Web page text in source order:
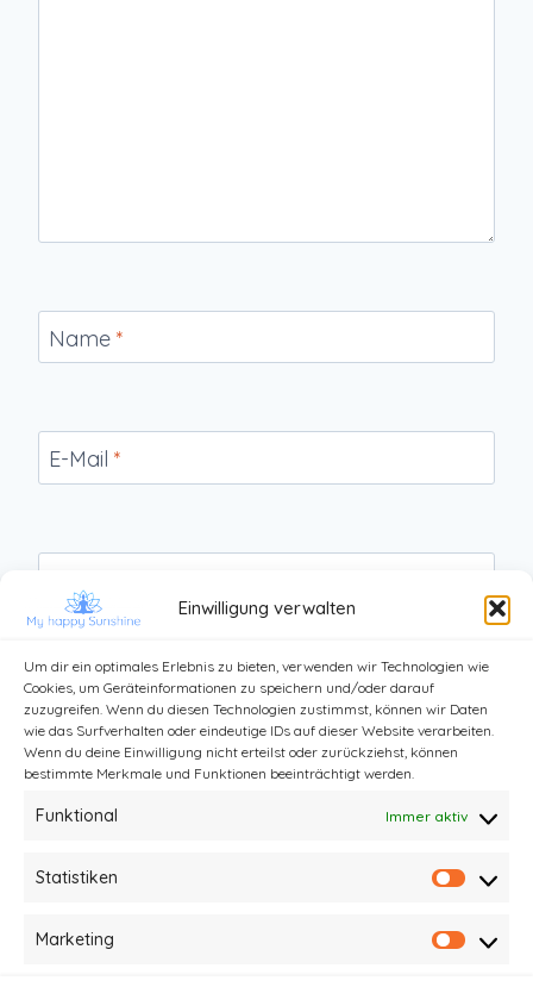
Einwilligung verwalten
Um dir ein optimales Erlebnis zu bieten, verwenden wir Technologien wie
Cookies, um Geräteinformationen zu speichern und/oder darauf
zuzugreifen. Wenn du diesen Technologien zustimmst, können wir Daten
wie das Surfverhalten oder eindeutige IDs auf dieser Website verarbeiten.
Wenn du deine Einwilligung nicht erteilst oder zurückziehst, können
bestimmte Merkmale und Funktionen beeinträchtigt werden.
Funktional Immer aktiv
Statistiken
Marketing
Name *
E-Mail *